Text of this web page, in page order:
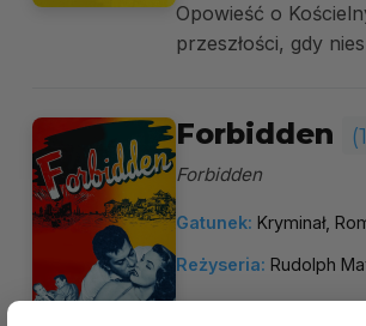
Opowieść o
przeszłości, gdy
Forbidden
Forbidden
Gatunek: Kryminał,
Reżyseria: Rudolph